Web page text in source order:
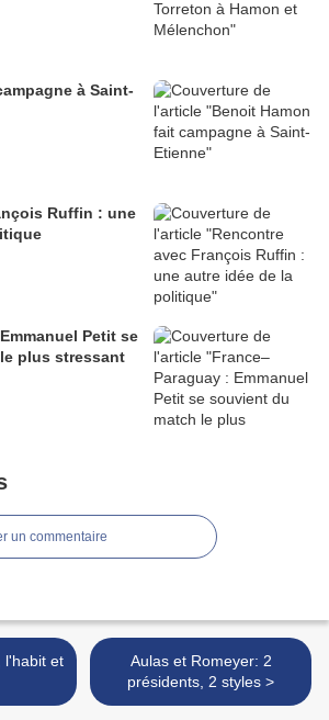
à Saint-
Ruffin : une
Petit se
plus stressant
un commentaire
Aulas et Romeyer: 2
présidents, 2 styles >